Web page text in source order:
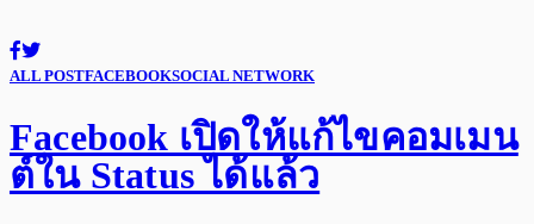
ALL POSTFACEBOOKSOCIAL NETWORK
Facebook เปิดให้แก้ไขคอมเมน
ต์ใน Status ได้แล้ว